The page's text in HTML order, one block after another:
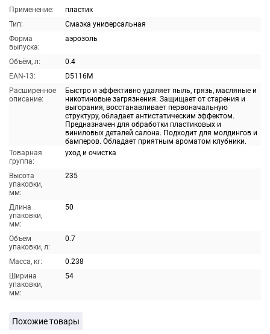
Применение:
пластик
Тип:
Смазка универсальная
Форма
выпуска:
аэрозоль
Объём, л:
0.4
EAN-13:
D5116M
Расширенное
описание:
Быстро и эффективно удаляет пыль, грязь, масляные и
никотиновые загрязнения. Защищает от старения и
выгорания, восстанавливает первоначальную
структуру, обладает антистатическим эффектом.
Предназначен для обработки пластиковых и
виниловых деталей салона. Подходит для молдингов и
бамперов. Обладает приятным ароматом клубники.
Товарная
группа:
уход и очистка
Высота
упаковки,
мм:
235
Длина
упаковки,
мм:
50
Объем
упаковки, л:
0.7
Масса, кг:
0.238
Ширина
упаковки,
мм:
54
Похожие товары